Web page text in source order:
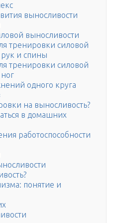
выносливости
выносливости
тренировки силовой
и спины
тренировки силовой
одного круга
на выносливость?
в домашних
работоспособности
понятие и